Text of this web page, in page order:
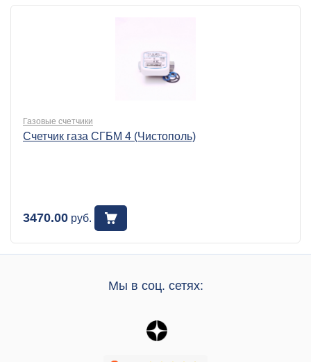
Газовые счетчики
Счетчик газа СГБМ 4 (Чистополь)
3470.00 руб.
Мы в соц. сетях: